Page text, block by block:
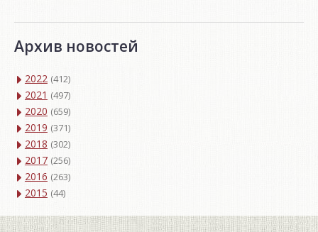
Архив новостей
2022 (412)
2021 (497)
2020 (659)
2019 (371)
2018 (302)
2017 (256)
2016 (263)
2015 (44)